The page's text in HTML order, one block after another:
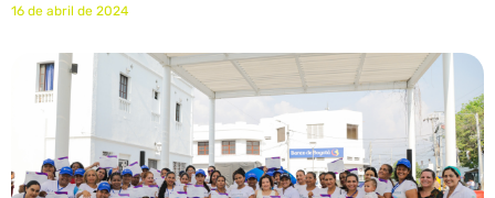
16 de abril de 2024